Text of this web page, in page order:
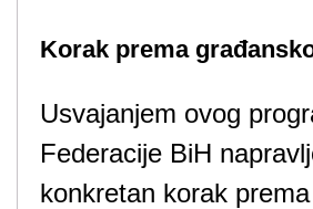
Korak prema
Usvajanjem ovog
Federacije BiH
konkretan korak